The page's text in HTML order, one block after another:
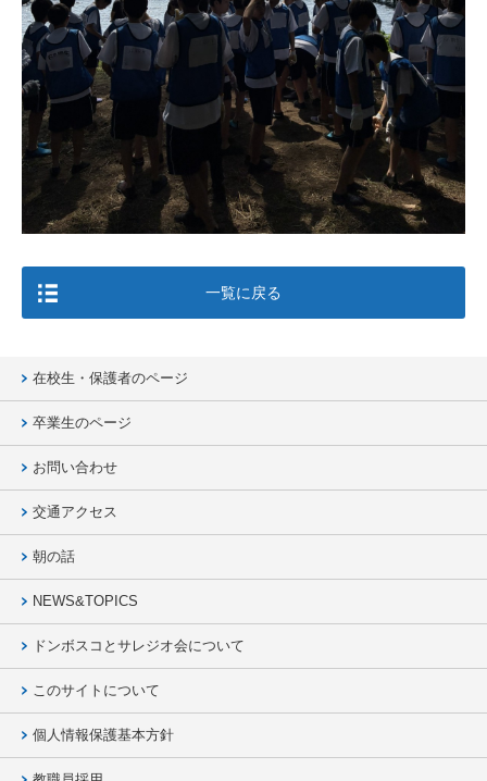
一覧に戻る
在校生・保護者のページ
卒業生のページ
お問い合わせ
交通アクセス
朝の話
NEWS&TOPICS
ドンボスコとサレジオ会について
このサイトについて
個人情報保護基本方針